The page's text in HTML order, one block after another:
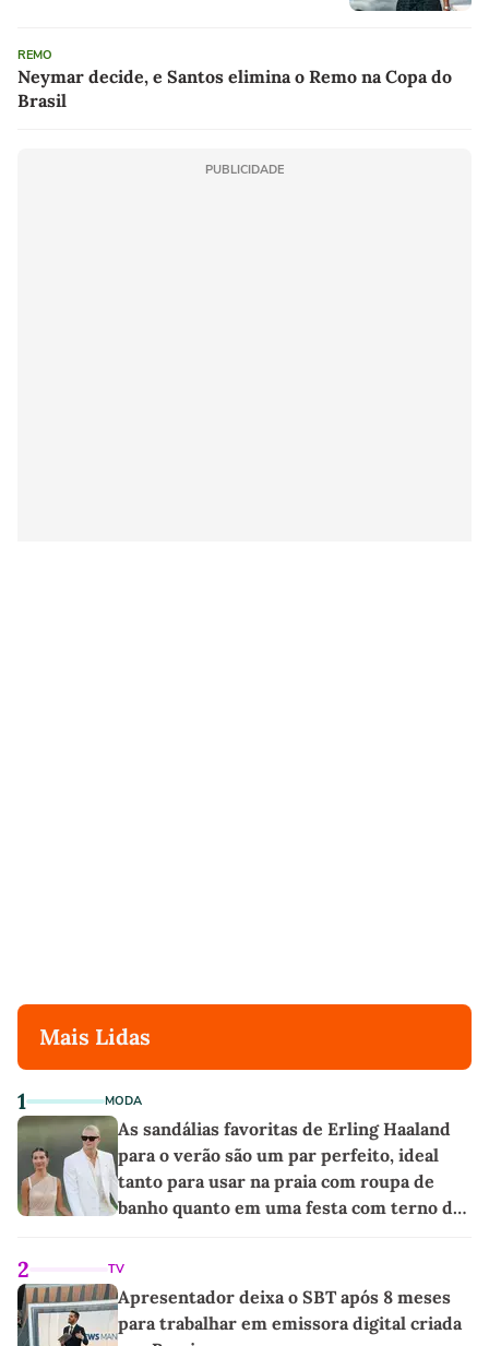
REMO
Neymar decide, e Santos elimina o Remo na Copa do
Brasil
PUBLICIDADE
Mais Lidas
1 MODA
As sandálias favoritas de Erling Haaland
para o verão são um par perfeito, ideal
tanto para usar na praia com roupa de
banho quanto em uma festa com terno de
2 TV
Apresentador deixa o SBT após 8 meses
para trabalhar em emissora digital criada